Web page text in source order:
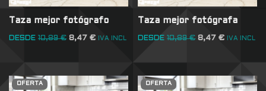
Taza mejor fotógrafo
DESDE 10,89€ 8,47 € IVA INCL
Taza mejor fotógrafa
DESDE 10,89€ 8,47€ IVA INCL
OFERTA OFERTA